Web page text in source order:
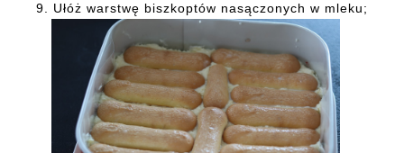
9. Ułóż warstwę biszkoptów nasączonych w mleku;